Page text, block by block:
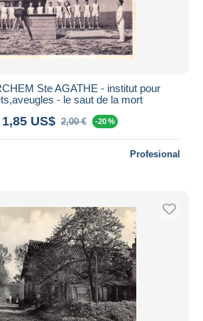
Ste AGATHE - institut pour
- le saut de la mort
US$ 2,00 € -20 %
Profesional